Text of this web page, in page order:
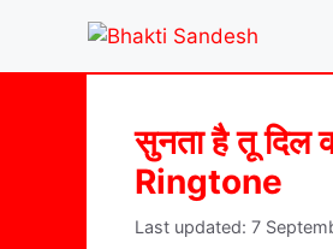
content
सुनता है तू दिल
Ringtone
7